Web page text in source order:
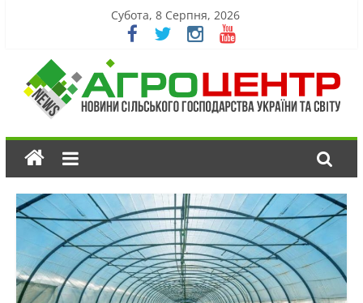
Субота, 8 Серпня, 2026